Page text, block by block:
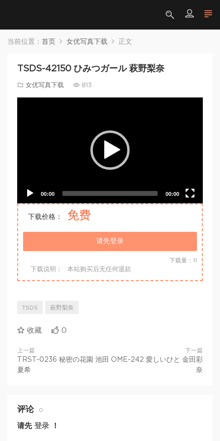
当前位置： 首页 女优写真下载 正文
TSDS-42150 ひみつガール 萩野梨奈
女优写真下载 813
00:00 00:00
下载价格： 免费
请先登录
下载量：11
下载说明： 本站购买后无任何退款
TSDS 萩野梨奈
收藏 0
上一篇
TRST-0236 秘密の花園 池田
夏希
下一篇
OME-242 愛しいひと 金田彩
奈
评论 0
请先 登录 ！